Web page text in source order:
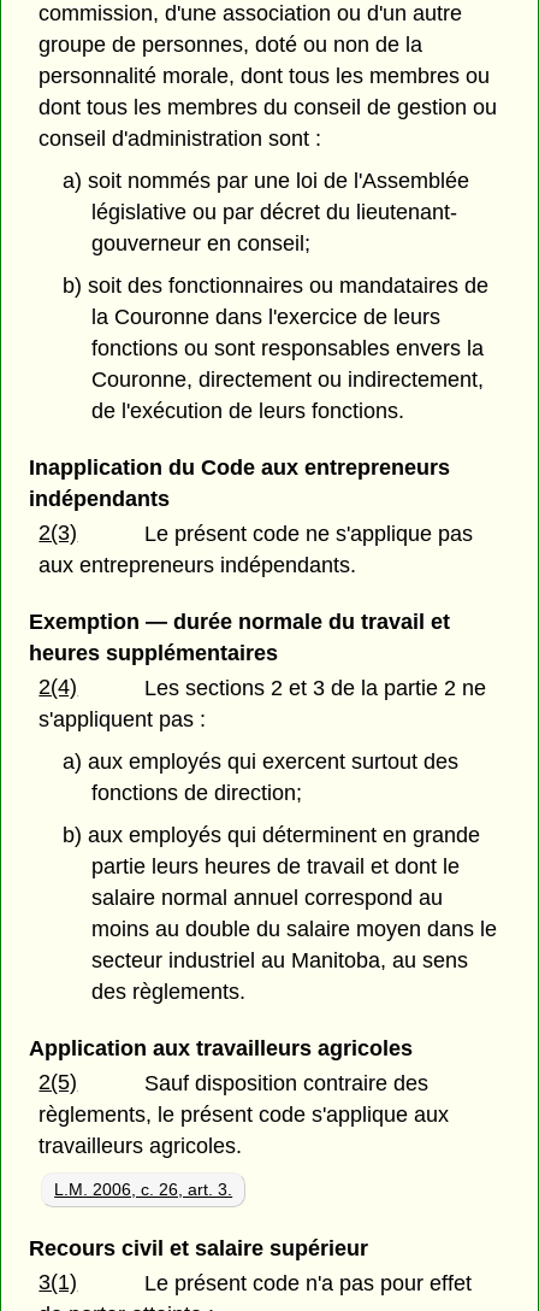
commission, d'une association ou d'un autre
groupe de personnes, doté ou non de la
personnalité morale, dont tous les membres ou
dont tous les membres du conseil de gestion ou
conseil d'administration sont :
a) soit nommés par une loi de l'Assemblée
législative ou par décret du lieutenant-
gouverneur en conseil;
b) soit des fonctionnaires ou mandataires de
la Couronne dans l'exercice de leurs
fonctions ou sont responsables envers la
Couronne, directement ou indirectement,
de l'exécution de leurs fonctions.
Inapplication du Code aux entrepreneurs
indépendants
2(3)
Le présent code ne s'applique pas
aux entrepreneurs indépendants.
Exemption — durée normale du travail et
heures supplémentaires
2(4)
Les sections 2 et 3 de la partie 2 ne
s'appliquent pas :
a) aux employés qui exercent surtout des
fonctions de direction;
b) aux employés qui déterminent en grande
partie leurs heures de travail et dont le
salaire normal annuel correspond au
moins au double du salaire moyen dans le
secteur industriel au Manitoba, au sens
des règlements.
Application aux travailleurs agricoles
2(5)
Sauf disposition contraire des
règlements, le présent code s'applique aux
travailleurs agricoles.
L.M. 2006, c. 26, art. 3.
Recours civil et salaire supérieur
3(1)
Le présent code n'a pas pour effet